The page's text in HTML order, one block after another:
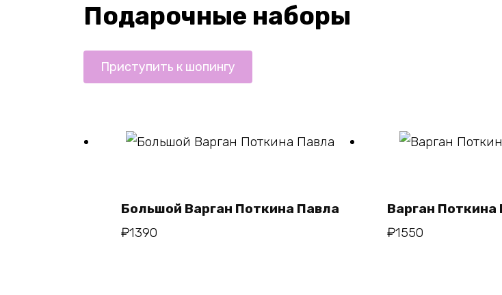
Подарочные наборы
Приступить к шопингу
Большой Варган Поткина Павла
₽1390
Варган
₽1550